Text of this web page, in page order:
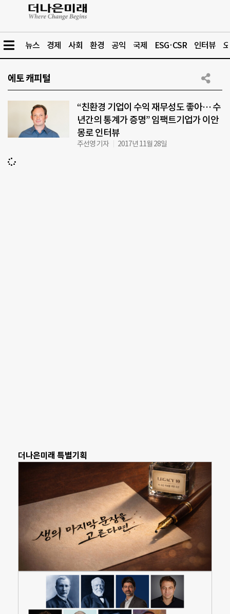
뉴스 경제 사회 환경 공익 국제 ESG·CSR 인터뷰
에토 캐피털
“친환경 기업이 수익 재무성도 좋아… 수
년간의 통계가 증명” 임팩트기업가 이안
몽로 인터뷰
주선영 기자 2017년 11월 28일
더나은미래 특별기획